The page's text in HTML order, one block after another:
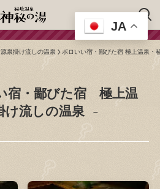
泉掛け流しの温泉 ボロいい宿・鄙びた宿 極上温泉・
宿・鄙びた宿 極上温
け流しの温泉
–
JA